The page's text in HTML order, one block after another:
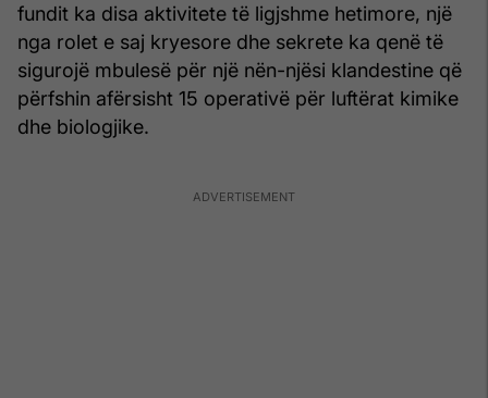
fundit ka disa aktivitete të ligjshme hetimore, një
nga rolet e saj kryesore dhe sekrete ka qenë të
sigurojë mbulesë për një nën-njësi klandestine që
përfshin afërsisht 15 operativë për luftërat kimike
dhe biologjike.